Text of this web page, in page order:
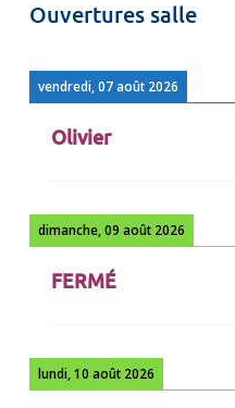
Ouvertures salle
vendredi, 07 août 2026
Olivier
dimanche, 09 août 2026
FERMÉ
lundi, 10 août 2026